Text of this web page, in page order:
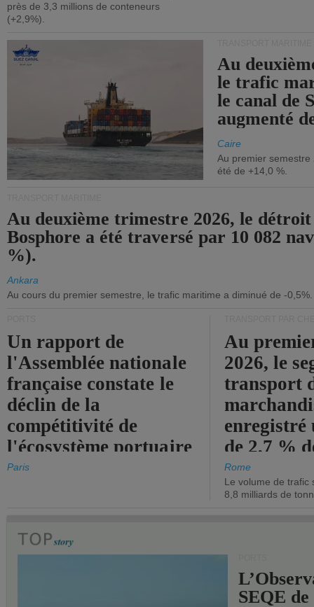
près de 3,3 millions de conteneurs
(+2,9%).
Au
le trafic
le canal de
augmenté
Caire
Au premier
été de +14,0 %.
Au deuxième trimestre 2026, le
Bosphore a été traversé par 10 082
%).
Ankara
Au cours du premier semestre, le trafic maritime a diminué de -0,5%.
Un rapport de
l'Assemblée nationale
française constate le
déclin de la
compétitivité de
l'écosystème portuaire
de l'État.
Paris
Au
2026, le
transport
enregistré
de 2,7 %
chiffre
Rome
Le volume de trafic
8,8 milliards de
SEQE de